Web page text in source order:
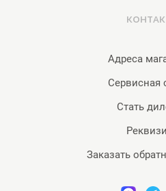
Адреса
Сервисная
Стать
Заказать